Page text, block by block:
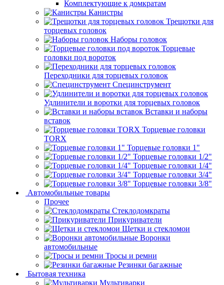
Комплектующие к домкратам
Канистры
Трещотки для
торцевых головок
Наборы головок
Торцевые
головки под вороток
Переходники для торцевых головок
Специнструмент
Удлинители и воротки для торцевых головок
Вставки и наборы
вставок
Торцевые головки
TORX
Торцевые головки 1"
Торцевые головки 1/2"
Торцевые головки 1/4"
Торцевые головки 3/4"
Торцевые головки 3/8"
Автомобильные товары
Прочее
Стеклодомкраты
Прикуриватели
Щетки и стекломои
Воронки
автомобильные
Тросы и ремни
Резинки багажные
Бытовая техника
Мультиварки